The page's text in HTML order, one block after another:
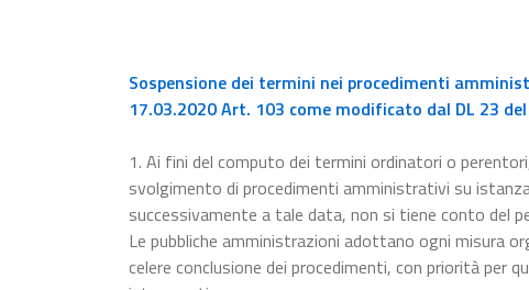
Sospensione dei termini nei procedimenti
17.03.2020 Art. 103 come modificato dal DL 23
1. Ai fini del computo dei termini ordinatori o
svolgimento di procedimenti amministrativi su
successivamente a tale data, non si tiene conto del
Le pubbliche amministrazioni adottano ogni misura
celere conclusione dei procedimenti, con priorità per